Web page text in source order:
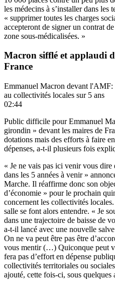
les médecins à s’installer dans
« supprimer toutes les charges
accepteront de signer un contrat
zone sous-médicalisées. »
Macron sifflé et applaudi
France
Emmanuel Macron devant l'AMF:
au collectivités locales sur 5 ans
02:44
Public difficile pour Emmanuel
girondin » devant les maires de
dotations mais des efforts à faire
dépenses, a-t-il plusieurs fois
« Je ne vais pas ici venir vous dire
dans les 5 années à venir »
Marche. Il réaffirme donc son
d’économie » pour le prochain
concernent les collectivités
salle se font alors entendre. « Je
dans une trajectoire de baisse de
a-t-il lancé avec une nouvelle
On ne va peut être pas être
vous mentir (…) Quiconque peut
fera pas d’effort en dépense
collectivités territoriales ou
ajouté, cette fois-ci, sous quelques